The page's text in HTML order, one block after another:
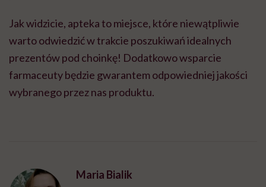
Jak widzicie, apteka to miejsce, które niewątpliwie
warto odwiedzić w trakcie poszukiwań idealnych
prezentów pod choinkę! Dodatkowo wsparcie
farmaceuty będzie gwarantem odpowiedniej jakości
wybranego przez nas produktu.
Maria Bialik